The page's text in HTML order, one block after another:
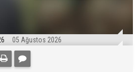
05 Ağustos 2026